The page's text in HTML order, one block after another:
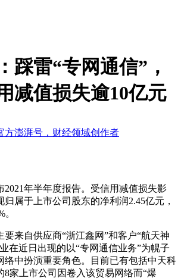
踩雷“专网通信”，
减值损失逾10亿元
方澎湃号，财经领域创作者
2021年半年度报告。受信用减值损失影
属于上市公司股东的净利润2.45亿元，
来自供应商“浙江鑫网”和客户“航天神
在近日出现的以“专网通信业务”为幌子
络中扮演重要角色。目前已有包括中天科
8家上市公司因卷入该贸易网络而“爆